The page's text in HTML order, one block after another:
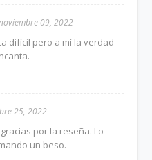
09, 2022
difícil pero a mí la verdad
25, 2022
por la reseña. Lo
un beso.